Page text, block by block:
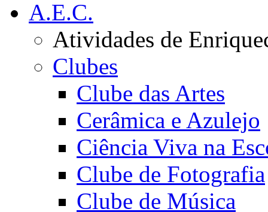
A.E.C.
Atividades de
Clubes
Clube das Artes
Cerâmica e Azulejo
Ciência Viva na
Clube de Fotografia
Clube de Música